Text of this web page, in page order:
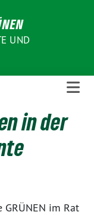
UND
in der
im Rat